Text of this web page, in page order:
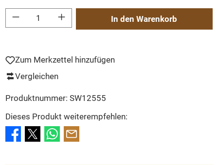
Produkt Anzahl: Gib den gewünschten Wert ein oder benutze die Schaltflächen
In den Warenkorb
Zum Merkzettel hinzufügen
Vergleichen
Produktnummer: SW12555
Dieses Produkt weiterempfehlen: